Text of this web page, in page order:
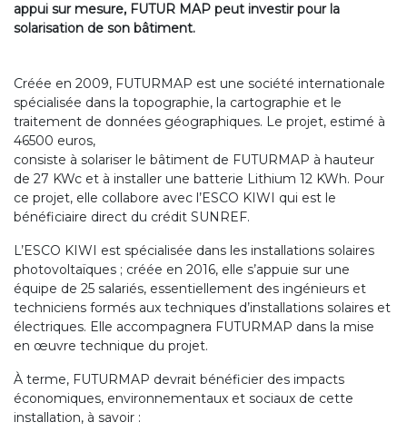
appui sur mesure, FUTUR MAP peut investir pour la
solarisation de son bâtiment.
Créée en 2009, FUTURMAP est une société internationale
spécialisée dans la topographie, la cartographie et le
traitement de données géographiques. Le projet, estimé à
46500 euros,
consiste à solariser le bâtiment de FUTURMAP à hauteur
de 27 KWc et à installer une batterie Lithium 12 KWh. Pour
ce projet, elle collabore avec l’ESCO KIWI qui est le
bénéficiaire direct du crédit SUNREF.
L’ESCO KIWI est spécialisée dans les installations solaires
photovoltaïques ; créée en 2016, elle s’appuie sur une
équipe de 25 salariés, essentiellement des ingénieurs et
techniciens formés aux techniques d’installations solaires et
électriques. Elle accompagnera FUTURMAP dans la mise
en œuvre technique du projet.
À terme, FUTURMAP devrait bénéficier des impacts
économiques, environnementaux et sociaux de cette
installation, à savoir :